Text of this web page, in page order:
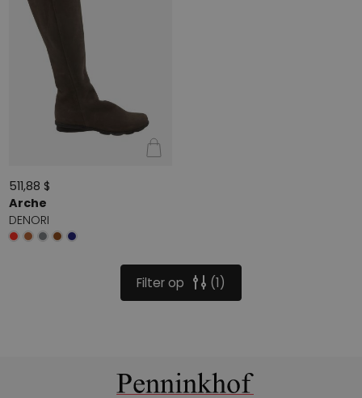
511,88 $
Arche
DENORI
Filter op 1